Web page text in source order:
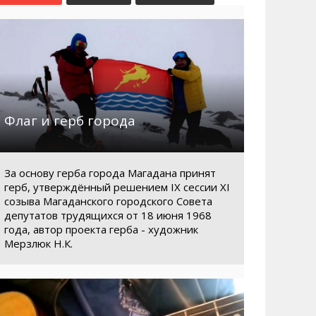
Маршруты. Улицы, остановки
Телефоны
Автобусы Магадан – Аэропорт
Таблица приливов отливов
Интернет
Жилье
Не мусорить
Браконьеры
Флаг и герб города
За основу герба города Магадана принят
герб, утверждённый решением IX сессии XI
созыва Магаданского городского Совета
депутатов трудящихся от 18 июня 1968
года, автор проекта герба - художник
Мерзлюк Н.К.